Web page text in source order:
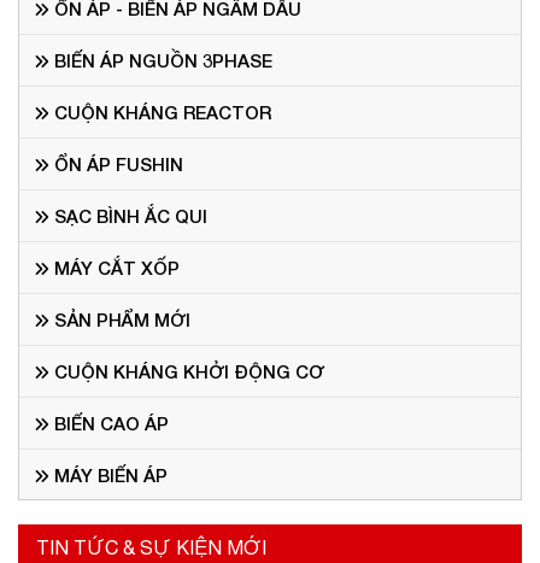
ỔN ÁP - BIẾN ÁP NGÂM DẦU
BIẾN ÁP NGUỒN 3PHASE
CUỘN KHÁNG REACTOR
ỔN ÁP FUSHIN
SẠC BÌNH ẮC QUI
MÁY CẮT XỐP
SẢN PHẨM MỚI
CUỘN KHÁNG KHỞI ĐỘNG CƠ
BIẾN CAO ÁP
MÁY BIẾN ÁP
TIN TỨC & SỰ KIỆN MỚI